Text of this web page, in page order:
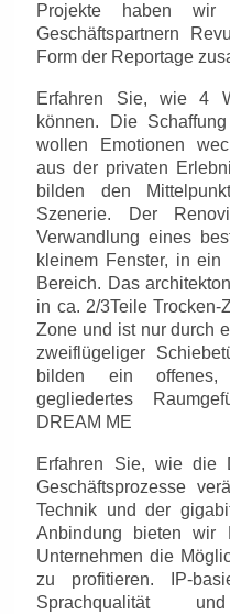
Projekte haben wir
Geschäftspartnern
Form der Reportage
Erfahren Sie, wie 4
können. Die
wollen Emotionen
aus der privaten
bilden den
Szenerie. Der
Verwandlung eines
kleinem Fenster, in ein
Bereich. Das
in ca. 2/3Teile
Zone und ist nur durch
zweiflügeliger
bilden ein offenes,
gegliedertes
DREAM ME
Erfahren Sie, wie die
Geschäftsprozesse
Technik und der
Anbindung bieten wir
Unternehmen die
zu profitieren. IP-
Sprachqualität